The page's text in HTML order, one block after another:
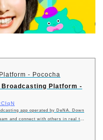
- Pococha
Platform -
app operated by DeNA. Down
and connect with others in real ti